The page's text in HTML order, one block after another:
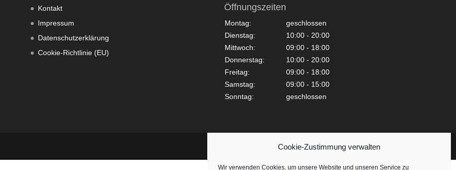
Cookie-Zustimmung verwalten
Wir verwenden Cookies, um unsere Website und unseren Service zu
Kontakt
Impressum
Datenschutzerklärung
Cookie-Richtlinie (EU)
Öffnungszeiten
Montag:
geschlossen
Dienstag:
10:00 - 20:00
Mittwoch:
09:00 - 18:00
Donnerstag:
10:00 - 20:00
Freitag:
09:00 - 18:00
Samstag:
09:00 - 15:00
Sonntag:
geschlossen